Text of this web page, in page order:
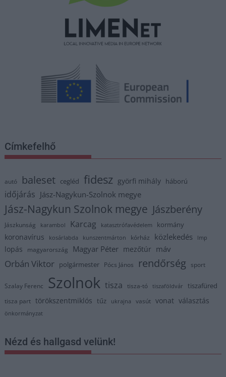
Címkefelhő
autó baleset cegléd fidesz györfi mihály háború
időjárás Jász-Nagykun-Szolnok megye
Jász-Nagykun Szolnok megye Jászberény
Jászkunság karambol Karcag katasztrófavédelem kormány
koronavírus kosárlabda kunszentmárton kórház közlekedés lmp
lopás magyarország Magyar Péter mezőtúr máv
Orbán Viktor polgármester Pócs János rendőrség sport
Szalay Ferenc Szolnok tisza tisza-tó tiszaföldvár tiszafüred
tisza part törökszentmiklós tűz ukrajna vasút vonat választás
önkormányzat
Nézd és hallgasd velünk!